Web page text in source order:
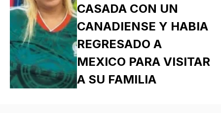
CASADA CON UN
CANADIENSE Y HABIA
REGRESADO A
MEXICO PARA VISITAR
A SU FAMILIA